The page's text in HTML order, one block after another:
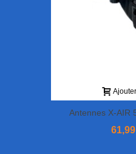
Antennes X-AIR
Goggles 2 -